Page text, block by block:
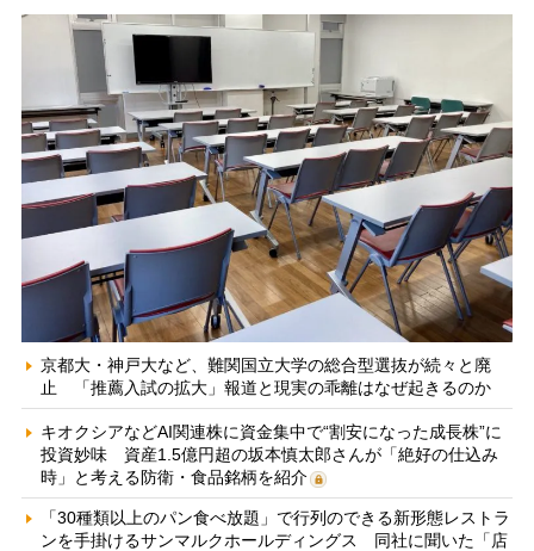
京都大・神戸大など、難関国立大学の総合型選抜が続々と廃
止 「推薦入試の拡大」報道と現実の乖離はなぜ起きるのか
キオクシアなどAI関連株に資金集中で“割安になった成長株”に
投資妙味 資産1.5億円超の坂本慎太郎さんが「絶好の仕込み
時」と考える防衛・食品銘柄を紹介
「30種類以上のパン食べ放題」で行列のできる新形態レストラ
ンを手掛けるサンマルクホールディングス 同社に聞いた「店